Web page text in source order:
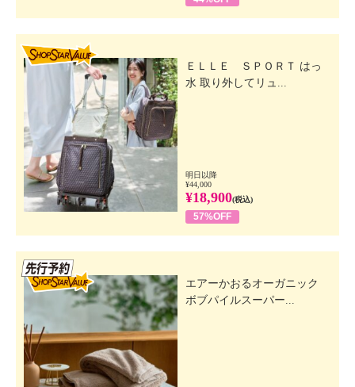
ＥＬＬＥ ＳＰＯＲＴ はっ
水 取り外してリュ...
明日以降
¥44,000
¥18,900(税込)
57%OFF
エアーかおるオーガニック
ボブパイルスーパー...